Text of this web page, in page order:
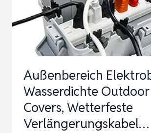
Außenbereich
Wasserdichte
Covers, Wetterfeste
Verlängerungskabel…